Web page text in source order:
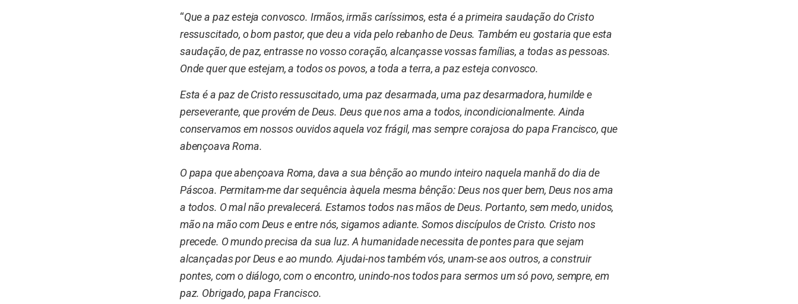
“Que a paz esteja convosco. Irmãos, irmãs caríssimos, esta é a primeira saudação do Cristo
ressuscitado, o bom pastor, que deu a vida pelo rebanho de Deus. Também eu gostaria que esta
saudação, de paz, entrasse no vosso coração, alcançasse vossas famílias, a todas as pessoas.
Onde quer que estejam, a todos os povos, a toda a terra, a paz esteja convosco.
Esta é a paz de Cristo ressuscitado, uma paz desarmada, uma paz desarmadora, humilde e
perseverante, que provém de Deus. Deus que nos ama a todos, incondicionalmente. Ainda
conservamos em nossos ouvidos aquela voz frágil, mas sempre corajosa do papa Francisco, que
abençoava Roma.
O papa que abençoava Roma, dava a sua bênção ao mundo inteiro naquela manhã do dia de
Páscoa. Permitam-me dar sequência àquela mesma bênção: Deus nos quer bem, Deus nos ama
a todos. O mal não prevalecerá. Estamos todos nas mãos de Deus. Portanto, sem medo, unidos,
mão na mão com Deus e entre nós, sigamos adiante. Somos discípulos de Cristo. Cristo nos
precede. O mundo precisa da sua luz. A humanidade necessita de pontes para que sejam
alcançadas por Deus e ao mundo. Ajudai-nos também vós, unam-se aos outros, a construir
pontes, com o diálogo, com o encontro, unindo-nos todos para sermos um só povo, sempre, em
paz. Obrigado, papa Francisco.